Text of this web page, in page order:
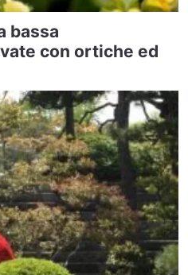
bassa
con ortiche ed